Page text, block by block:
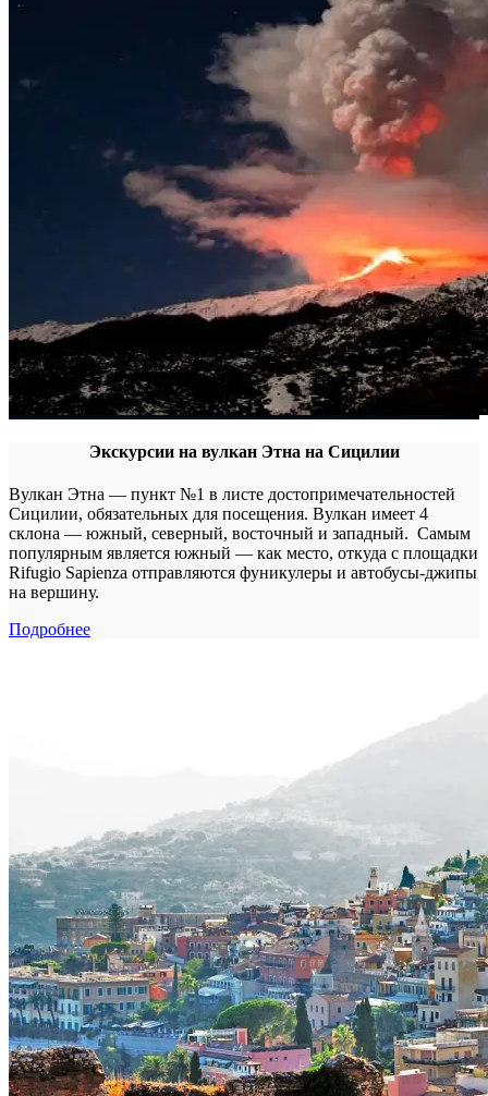
Экскурсии на вулкан Этна на Сицилии
Вулкан Этна — пункт №1 в листе достопримечательностей
Сицилии, обязательных для посещения. Вулкан имеет 4
склона — южный, северный, восточный и западный. Самым
популярным является южный — как место, откуда с площадки
Rifugio Sapienza отправляются фуникулеры и автобусы-джипы
на вершину.
Подробнее